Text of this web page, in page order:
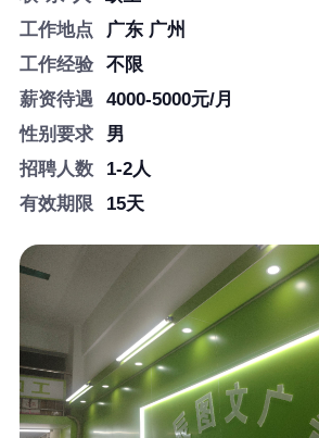
广州招前后期半壶水
工作经验 不限
薪资待遇 4000-5000元/月
性别要求
1-2人
有效期限 15天
洋溪信息港┃文印小镇┃
工作地点
广东 广州
工作经验
不限
薪资待遇
4000-5000元/月
性别要求
男
招聘人数
1-2人
有效期限
15天